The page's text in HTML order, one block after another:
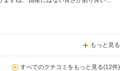
。 後ろもゆったりとしていて楽に過ごせ
もっと見る
すべてのクチコミをもっと見る(12件)